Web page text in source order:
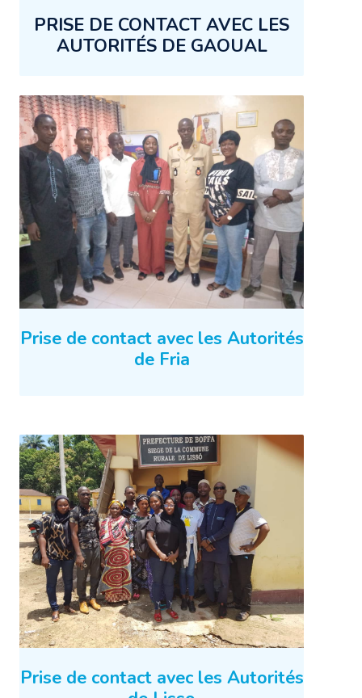
PRISE DE CONTACT AVEC LES
AUTORITÉS DE GAOUAL
Prise de contact avec les Autorités
de Fria
Prise de contact avec les Autorités